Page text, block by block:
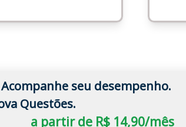
seu desempenho.
Questões.
a partir de R$ 14,90/mês